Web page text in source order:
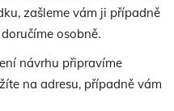
zašleme vám ji případně
osobně.
návrhu připravíme
na adresu, případně vám